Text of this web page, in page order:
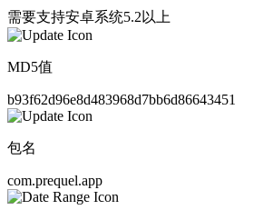
需要支持安卓系统5.2以上
MD5值
b93f62d96e8d483968d7bb6d86643451
包名
com.prequel.app